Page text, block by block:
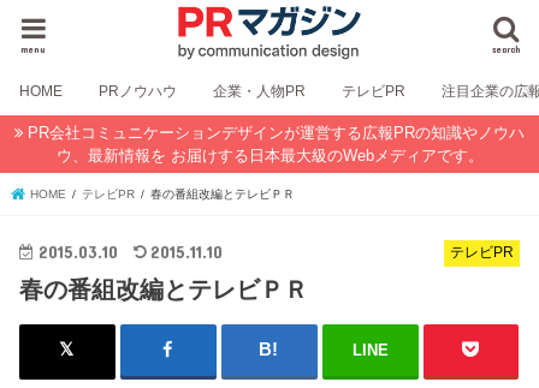
search
menu
HOME PRノウハウ 企業・人物PR テレビPR 注目企業の広
PR会社コミュニケーションデザインが運営する広報PRの知識やノウハ
ウ、最新情報を お届けする日本最大級のWebメディアです。
HOME テレビPR 春の番組改編とテレビＰＲ
テレビPR
2015.03.10 2015.11.10
春の番組改編とテレビＰＲ
LINE